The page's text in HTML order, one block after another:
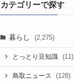
カテゴリーで探す
暮らし (2,275)
とっとり豆知識 (11)
鳥取ニュース (128)